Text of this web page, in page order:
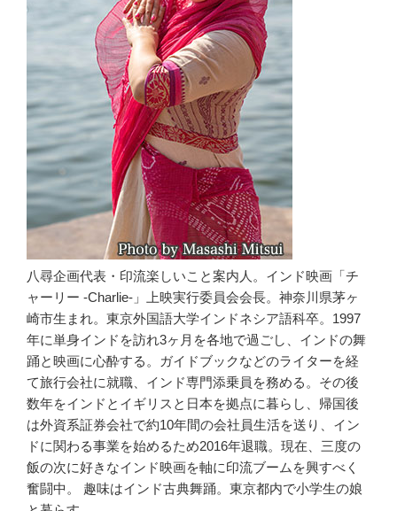
八尋企画代表・印流楽しいこと案内人。インド映画「チ
ャーリー -Charlie-」上映実行委員会会長。神奈川県茅ヶ
崎市生まれ。東京外国語大学インドネシア語科卒。1997
年に単身インドを訪れ3ヶ月を各地で過ごし、インドの舞
踊と映画に心酔する。ガイドブックなどのライターを経
て旅行会社に就職、インド専門添乗員を務める。その後
数年をインドとイギリスと日本を拠点に暮らし、帰国後
は外資系証券会社で約10年間の会社員生活を送り、イン
ドに関わる事業を始めるため2016年退職。現在、三度の
飯の次に好きなインド映画を軸に印流ブームを興すべく
奮闘中。 趣味はインド古典舞踊。東京都内で小学生の娘